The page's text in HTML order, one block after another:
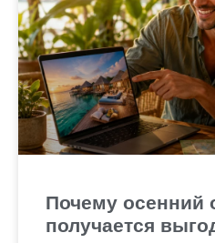
Почему осенний
получается